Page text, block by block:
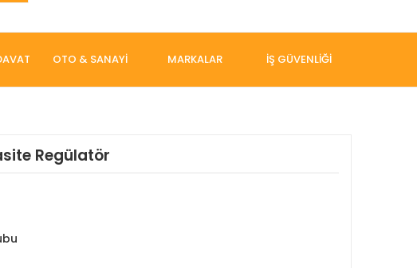
OTO & SANAYİ MARKALAR İŞ GÜVENLİĞİ
Regülatör